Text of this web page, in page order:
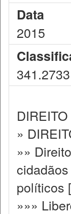
Data
2015
341.2733
»
»»
políticos [
»»»